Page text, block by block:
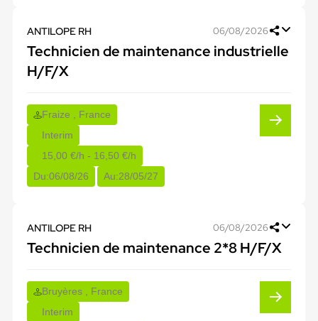
ANTILOPE RH 06/08/2026
Technicien de maintenance industrielle
H/F/X
Fraize , France
Interim
15,00 €/h - 16,50 €/h
Du:06/08/26 Au:28/05/27
ANTILOPE RH 06/08/2026
Technicien de maintenance 2*8 H/F/X
Bruyères , France
Interim